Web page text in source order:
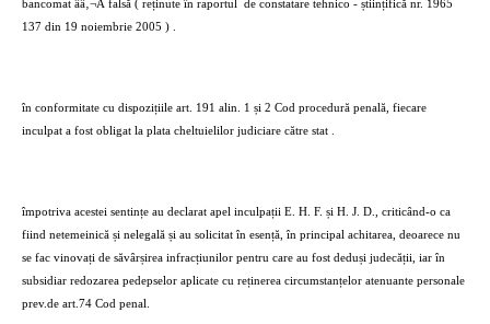
bancomat ââ‚¬Â falsă ( reținute în raportul
de constatare tehnico - științifică nr. 1965
137 din 19 noiembrie 2005 ) .
în conformitate cu dispozițiile art. 191 alin. 1 și 2 Cod procedură penală, fiecare
inculpat a fost obligat la plata cheltuielilor judiciare către stat .
împotriva acestei sentințe au declarat apel inculpații E. H. F. și H. J. D., criticând-o ca
fiind netemeinică și nelegală și au solicitat în esență, în principal achitarea, deoarece nu
se fac vinovați de săvârșirea infracțiunilor pentru care au fost deduși judecății, iar în
subsidiar redozarea pedepselor aplicate cu reținerea circumstanțelor atenuante personale
prev.de art.74 Cod penal.